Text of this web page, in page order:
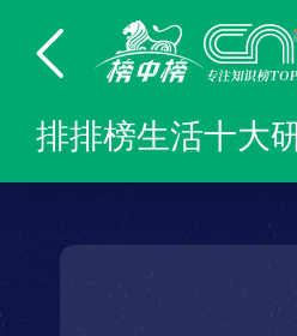
排排榜生活十大